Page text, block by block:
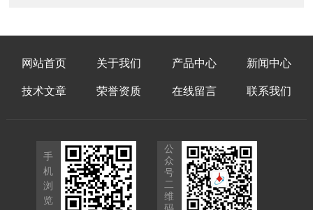
网站首页 关于我们 产品中心 新闻中心
技术文章 荣誉资质 在线留言 联系我们
手
机
浏
览
公
众
号
二
维